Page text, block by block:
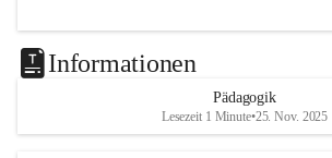
Informationen
Pädagogik
Lesezeit 1 Minute•25. Nov. 2025